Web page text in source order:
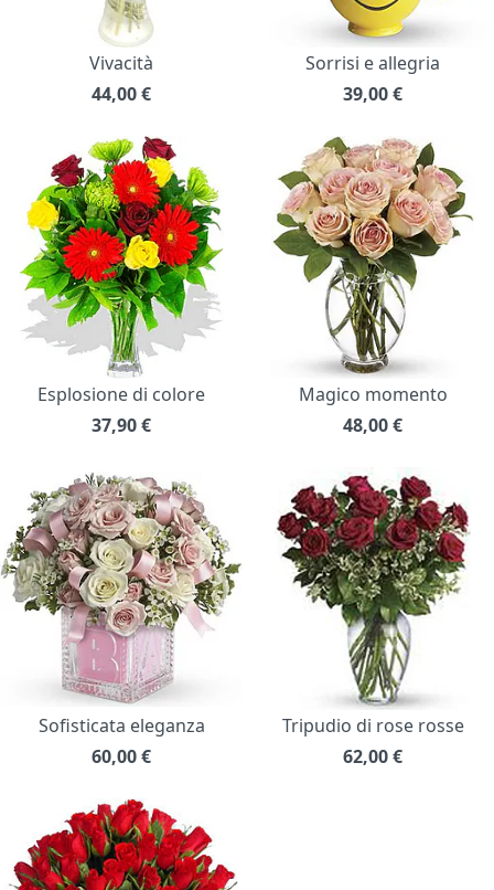
Vivacità
44,00€
Sorrisi e allegria
39,00€
Esplosione di colore
37,90€
Magico momento
48,00€
Sofisticata eleganza
60,00€
Tripudio di rose rosse
62,00€